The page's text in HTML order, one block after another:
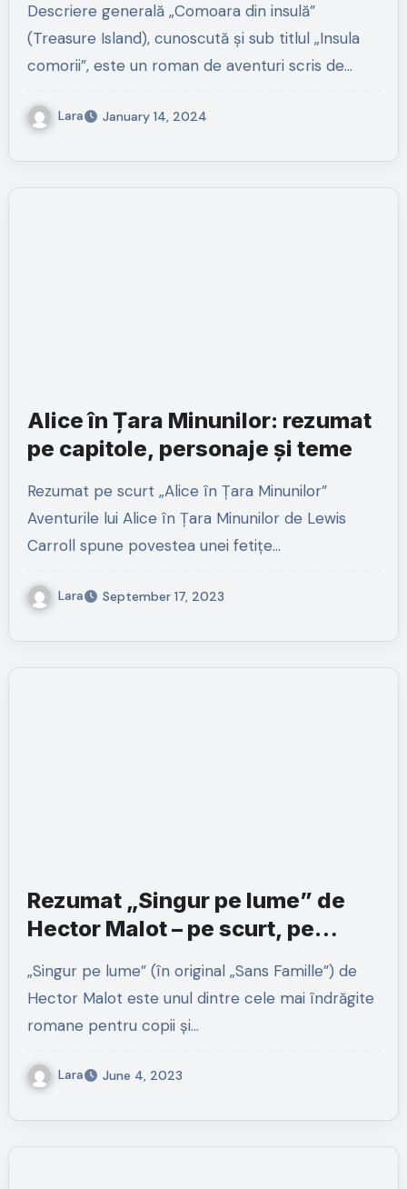
Descriere generală „Comoara din insulă”
(Treasure Island), cunoscută și sub titlul „Insula
comorii”, este un roman de aventuri scris de…
Lara January 14, 2024
Alice în Țara Minunilor: rezumat
pe capitole, personaje și teme
Rezumat pe scurt „Alice în Țara Minunilor”
Aventurile lui Alice în Țara Minunilor de Lewis
Carroll spune povestea unei fetițe…
Lara September 17, 2023
Rezumat „Singur pe lume” de
Hector Malot – pe scurt, pe
„Singur pe lume” (în original „Sans Famille”) de
Hector Malot este unul dintre cele mai îndrăgite
romane pentru copii și…
Lara June 4, 2023